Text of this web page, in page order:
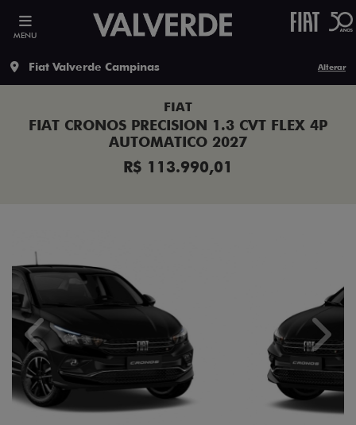
MENU
Fiat Valverde Campinas Alterar
FIAT
FIAT CRONOS PRECISION 1.3 CVT FLEX 4P
AUTOMATICO 2027
R$ 113.990,01
Previous Next